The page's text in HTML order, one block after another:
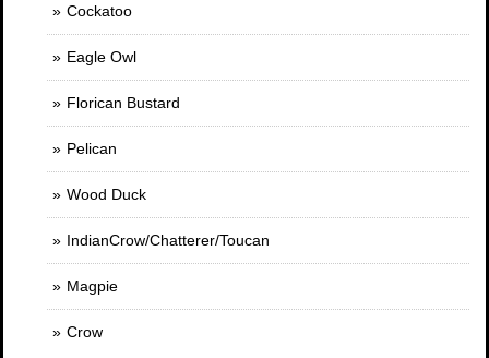
Cockatoo
Eagle Owl
Florican Bustard
Pelican
Wood Duck
IndianCrow/Chatterer/Toucan
Magpie
Crow